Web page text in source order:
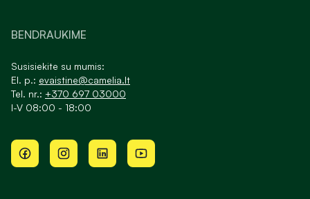
BENDRAUKIME
Susisiekite su mumis:
El. p.: evaistine@camelia.lt
Tel. nr.: +370 697 03000
I-V 08:00 - 18:00